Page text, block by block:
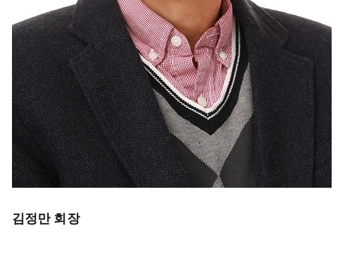
김정만 회장